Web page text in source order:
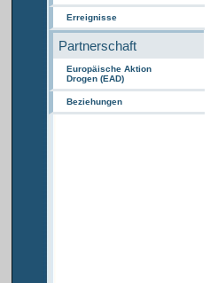
Erreignisse
Partnerschaft
Europäische Aktion
Drogen (EAD)
Beziehungen